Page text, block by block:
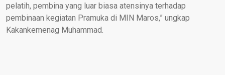
pelatih, pembina yang luar biasa atensinya terhadap
pembinaan kegiatan Pramuka di MIN Maros,” ungkap
Kakankemenag Muhammad.